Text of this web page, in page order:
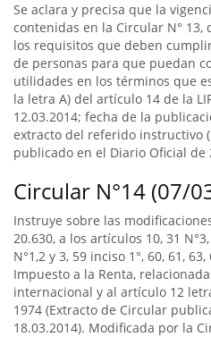
Se aclara y precisa que la
contenidas en la Circular N° 13,
los requisitos que deben
de personas para que puedan
utilidades en los términos que
la letra A) del artículo 14 de la
12.03.2014; fecha de la
extracto del referido instructivo
publicado en el Diario Oficial de
Circular N°14 (07/
Instruye sobre las
20.630, a los artículos 10, 31
N°1,2 y 3, 59 inciso 1°, 60, 61,
Impuesto a la Renta,
internacional y al artículo 12
1974 (Extracto de Circular
18.03.2014). Modificada por la